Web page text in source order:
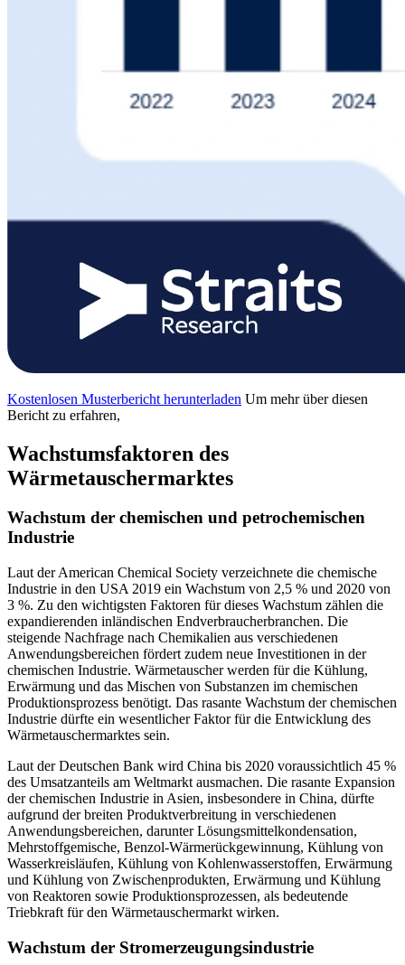
Kostenlosen Musterbericht herunterladen Um mehr über diesen
Bericht zu erfahren,
Wachstumsfaktoren des
Wärmetauschermarktes
Wachstum der chemischen und petrochemischen
Industrie
Laut der American Chemical Society verzeichnete die chemische
Industrie in den USA 2019 ein Wachstum von 2,5 % und 2020 von
3 %. Zu den wichtigsten Faktoren für dieses Wachstum zählen die
expandierenden inländischen Endverbraucherbranchen. Die
steigende Nachfrage nach Chemikalien aus verschiedenen
Anwendungsbereichen fördert zudem neue Investitionen in der
chemischen Industrie. Wärmetauscher werden für die Kühlung,
Erwärmung und das Mischen von Substanzen im chemischen
Produktionsprozess benötigt. Das rasante Wachstum der chemischen
Industrie dürfte ein wesentlicher Faktor für die Entwicklung des
Wärmetauschermarktes sein.
Laut der Deutschen Bank wird China bis 2020 voraussichtlich 45 %
des Umsatzanteils am Weltmarkt ausmachen. Die rasante Expansion
der chemischen Industrie in Asien, insbesondere in China, dürfte
aufgrund der breiten Produktverbreitung in verschiedenen
Anwendungsbereichen, darunter Lösungsmittelkondensation,
Mehrstoffgemische, Benzol-Wärmerückgewinnung, Kühlung von
Wasserkreisläufen, Kühlung von Kohlenwasserstoffen, Erwärmung
und Kühlung von Zwischenprodukten, Erwärmung und Kühlung
von Reaktoren sowie Produktionsprozessen, als bedeutende
Triebkraft für den Wärmetauschermarkt wirken.
Wachstum der Stromerzeugungsindustrie